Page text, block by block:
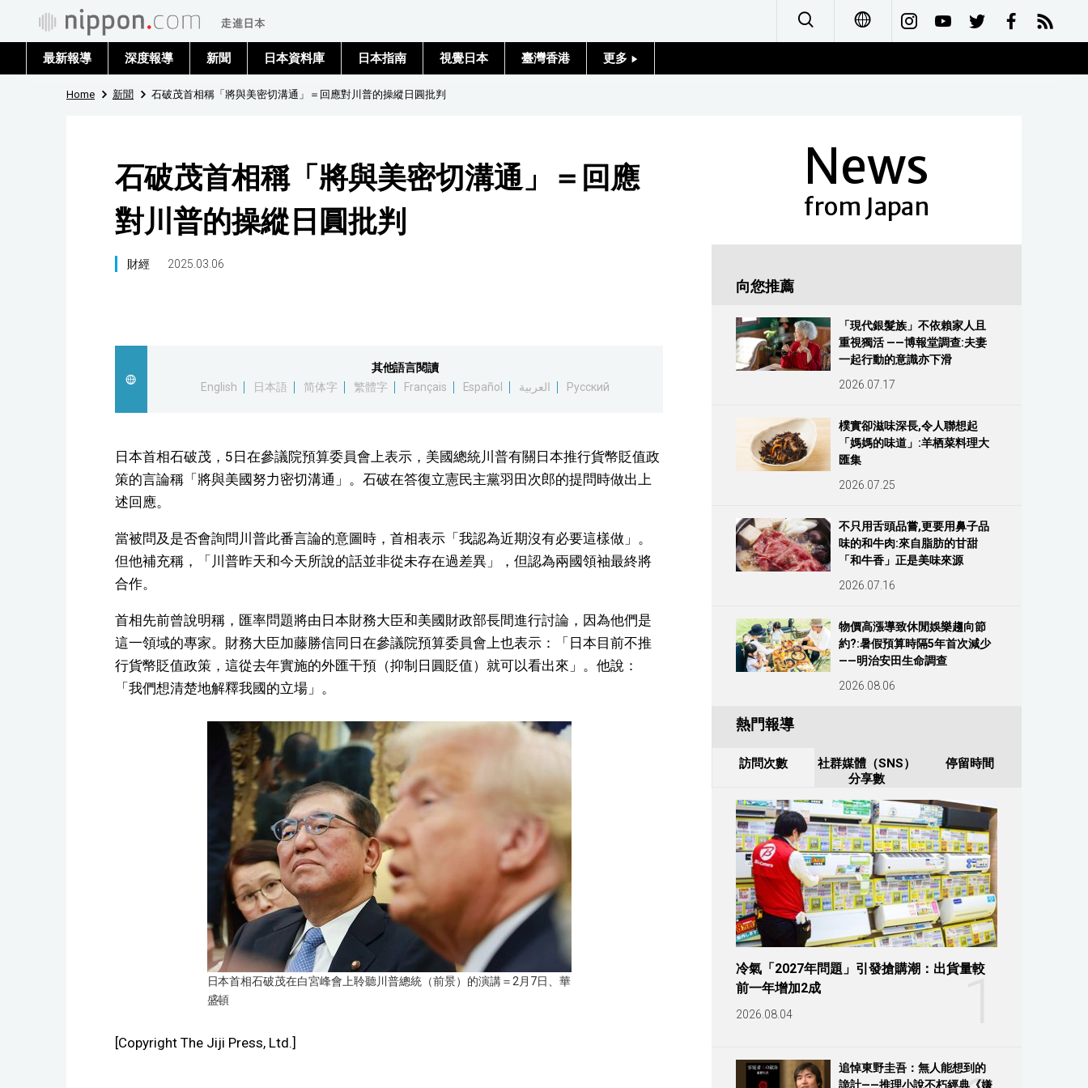
Français
最新報導 深度報導 新聞 日本資料庫 日本指南 視覺日本 臺灣香港 更多
政治外交
生活
東京
Home 新聞 石破茂首相稱「將與美密切溝通」＝回應對川普的操縱日圓批判
石破茂首相稱「將與美密切溝通」＝回應
對川普的操縱日圓批判
財經 2025.03.06
其他語言閱讀
English
日本語 简体字 繁體字 Français Español العربية Русский
日本首相石破茂，5日在參議院預算委員會上表示，美國總統川普有關日本推行貨幣貶值政
策的言論稱「將與美國努力密切溝通」。石破在答復立憲民主黨羽田次郎的提問時做出上
述回應。
當被問及是否會詢問川普此番言論的意圖時，首相表示「我認為近期沒有必要這樣做」。
但他補充稱，「川普昨天和今天所說的話並非從未存在過差異」，但認為兩國領袖最終將
合作。
首相先前曾說明稱，匯率問題將由日本財務大臣和美國財政部長間進行討論，因為他們是
這一領域的專家。財務大臣加藤勝信同日在參議院預算委員會上也表示：「日本目前不推
行貨幣貶值政策，這從去年實施的外匯干預（抑制日圓貶值）就可以看出來」。他說：
「我們想清楚地解釋我國的立場」。
日本首相石破茂在白宮峰會上聆聽川普總統（前景）的演講＝2月7日、華
盛頓
[Copyright The Jiji Press, Ltd.]
News
from Japan
向您推薦
「現代銀髮族」不依賴家人且
重視獨活 ——博報堂調查:夫妻
一起行動的意識亦下滑
2026.07.17
樸實卻滋味深長,令人聯想起
「媽媽的味道」:羊栖菜料理大
匯集
2026.07.25
不只用舌頭品嘗,更要用鼻子品
味的和牛肉:來自脂肪的甘甜
「和牛香」正是美味來源
2026.07.16
物價高漲導致休閒娛樂趨向節
約?:暑假預算時隔5年首次減少
——明治安田生命調查
2026.08.06
熱門報導
訪問次數
社群媒體（SNS）
分享數
停留時間
冷氣「2027年問題」引發搶購潮：出貨量較
前一年增加2成
2026.08.04
追悼東野圭吾：無人能想到的
詭計——推理小說不朽經典《嫌